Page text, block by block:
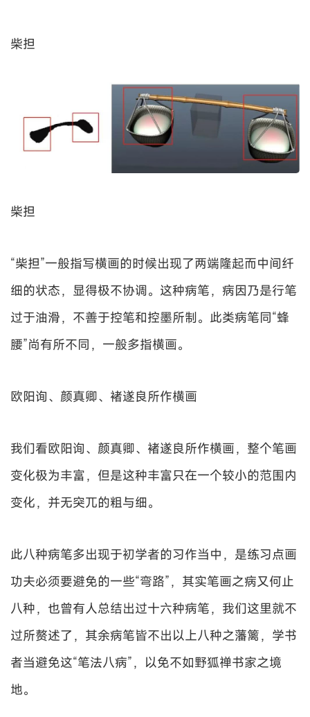
柴担
柴担
“柴担”一般指写横画的时候出现了两端隆起而中间纤
细的状态，显得极不协调。这种病笔，病因乃是行笔
过于油滑，不善于控笔和控墨所制。此类病笔同“蜂
腰”尚有所不同，一般多指横画。
欧阳询、颜真卿、褚遂良所作横画
我们看欧阳询、颜真卿、褚遂良所作横画，整个笔画
变化极为丰富，但是这种丰富只在一个较小的范围内
变化，并无突兀的粗与细。
此八种病笔多出现于初学者的习作当中，是练习点画
功夫必须要避免的一些“弯路”，其实笔画之病又何止
八种，也曾有人总结出过十六种病笔，我们这里就不
过所赘述了，其余病笔皆不出以上八种之藩篱，学书
者当避免这“笔法八病”，以免不如野狐禅书家之境
地。